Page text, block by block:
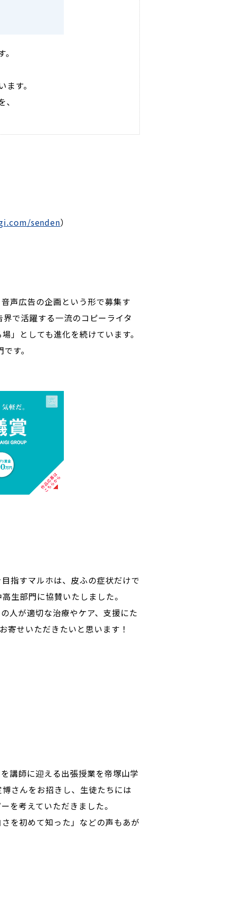
す。
senden）
声広告の企画という形で募集す
で活躍する一流のコピーライタ
」としても進化を続けています。
す。
指すマルホは、皮ふの症状だけで
生部門に協賛いたしました。
人が適切な治療やケア、支援にた
寄せいただきたいと思います！
講師に迎える出張授業を帝塚山学
さんをお招きし、生徒たちには
を考えていただきました。
を初めて知った」などの声もあが